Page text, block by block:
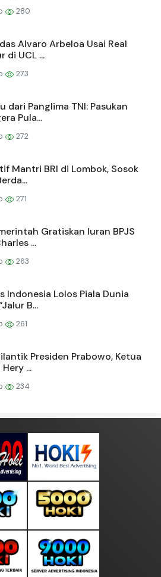
280
Alvaro Arbeloa Usai Real
di UCL ...
273
dari Panglima TNI: Pasukan
Pula...
272
Mantri BRI di Lombok, Sosok
271
Gratiskan Iuran BPJS
...
263
Indonesia Lolos Piala Dunia
B...
261
Presiden Prabowo, Ketua
...
234